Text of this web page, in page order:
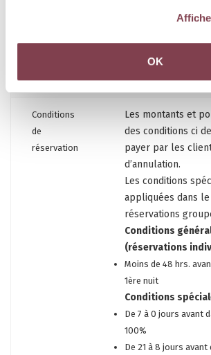
OK
Commodités
Check-in Check-in possible
Conditions
de
réservation
Les montants et
des conditions ci
payer par les
d’annulation.
Les conditions
appliquées dans le
réservations
Conditions
(réservations
Moins de 48 hrs.
1ère nuit
Conditions
De 7 à 0 jours avant
100%
De 21 à 8 jours avant